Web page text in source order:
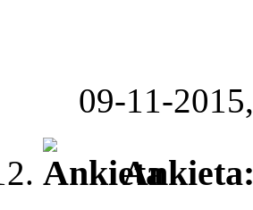
09-11-2015,
Ankieta: